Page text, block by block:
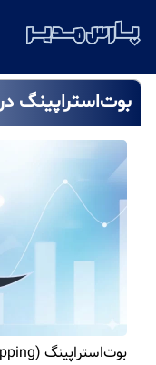
بوت‌استراپینگ
بوت‌استراپینگ (Bootstrapping) در